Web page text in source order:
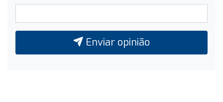
Enviar opinião